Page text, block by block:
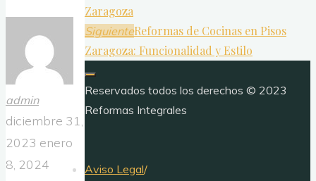
admin
diciembre 31,
2023 enero
8, 2024
Zaragoza
SiguienteReformas de Cocinas en Pisos
Zaragoza: Funcionalidad y Estilo
Reservados todos los derechos © 2023
Reformas Integrales
Aviso Legal/